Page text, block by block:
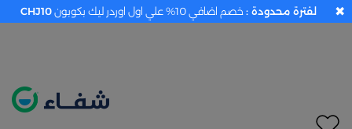
لفترة محدودة : خصم اضافي 10% علي اول اوردر ليك بكوبون CHJ10 ✖